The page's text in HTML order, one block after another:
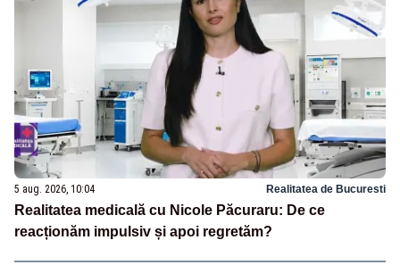
5 aug. 2026, 10:04 Realitatea de Bucuresti
Realitatea medicală cu Nicole Păcuraru: De ce
reacționăm impulsiv și apoi regretăm?